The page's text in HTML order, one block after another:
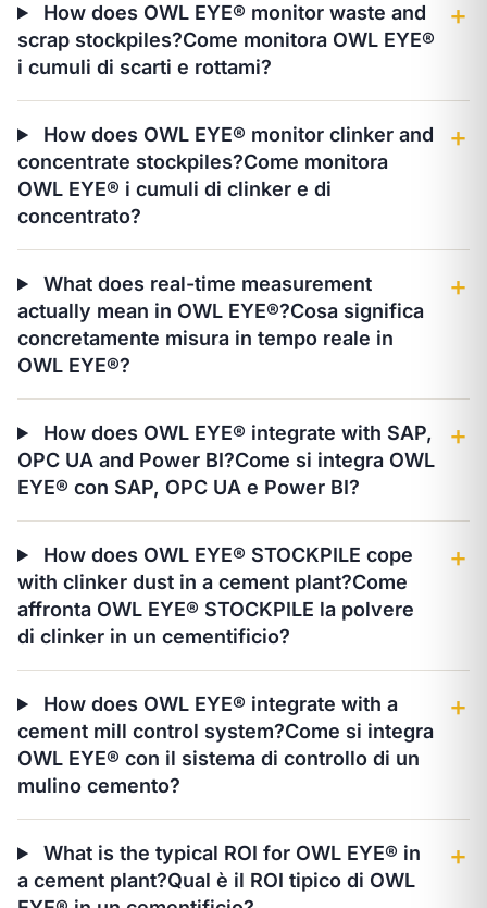
How does OWL EYE® monitor waste and
scrap stockpiles?Come monitora OWL EYE®
i cumuli di scarti e rottami?
＋
How does OWL EYE® monitor clinker and
concentrate stockpiles?Come monitora
OWL EYE® i cumuli di clinker e di
concentrato?
＋
What does real-time measurement
actually mean in OWL EYE®?Cosa significa
concretamente misura in tempo reale in
OWL EYE®?
＋
How does OWL EYE® integrate with SAP,
OPC UA and Power BI?Come si integra OWL
EYE® con SAP, OPC UA e Power BI?
＋
How does OWL EYE® STOCKPILE cope
with clinker dust in a cement plant?Come
affronta OWL EYE® STOCKPILE la polvere
di clinker in un cementificio?
＋
How does OWL EYE® integrate with a
cement mill control system?Come si integra
OWL EYE® con il sistema di controllo di un
mulino cemento?
＋
What is the typical ROI for OWL EYE® in
a cement plant?Qual è il ROI tipico di OWL
＋